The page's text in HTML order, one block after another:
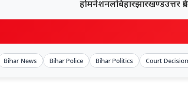
होमनेशनलबिहारझारखण्डउत्तर
Bihar: नेताओं के घर
Bihar News Bihar Police Bihar Politics Court Decision